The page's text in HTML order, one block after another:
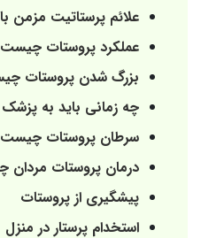
علائم پرستاتیت مزمن
عملکرد پروستات
بزرگ شدن پروستات
چه زمانی باید به پزشک
سرطان پروستات
درمان پروستات
پیشگیری از پروستات
استخدام پرستار در منزل